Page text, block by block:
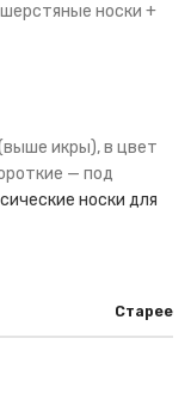
носки +
икры), в цвет
— под
носки для
Старее